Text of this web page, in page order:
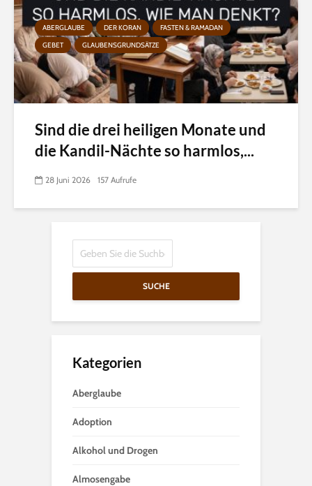
ABERGLAUBE DER KORAN
FASTEN & RAMADAN
GEBET
GLAUBENSGRUNDSÄTZE
Sind die drei heiligen Monate und
die Kandil-Nächte so harmlos,...
28 Juni 2026 157 Aufrufe
SUCHE
Kategorien
Aberglaube
Adoption
Alkohol und Drogen
Almosengabe